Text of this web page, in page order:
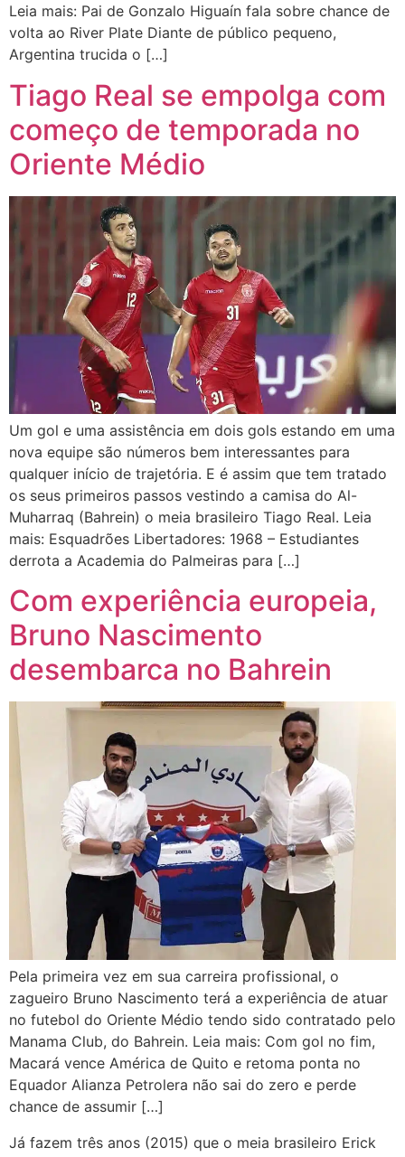
Leia mais: Pai de Gonzalo Higuaín fala sobre chance de
volta ao River Plate Diante de público pequeno,
Argentina trucida o […]
Tiago Real se empolga com
começo de temporada no
Oriente Médio
Um gol e uma assistência em dois gols estando em uma
nova equipe são números bem interessantes para
qualquer início de trajetória. E é assim que tem tratado
os seus primeiros passos vestindo a camisa do Al-
Muharraq (Bahrein) o meia brasileiro Tiago Real. Leia
mais: Esquadrões Libertadores: 1968 – Estudiantes
derrota a Academia do Palmeiras para […]
Com experiência europeia,
Bruno Nascimento
desembarca no Bahrein
Pela primeira vez em sua carreira profissional, o
zagueiro Bruno Nascimento terá a experiência de atuar
no futebol do Oriente Médio tendo sido contratado pelo
Manama Club, do Bahrein. Leia mais: Com gol no fim,
Macará vence América de Quito e retoma ponta no
Equador Alianza Petrolera não sai do zero e perde
chance de assumir […]
Já fazem três anos (2015) que o meia brasileiro Erick